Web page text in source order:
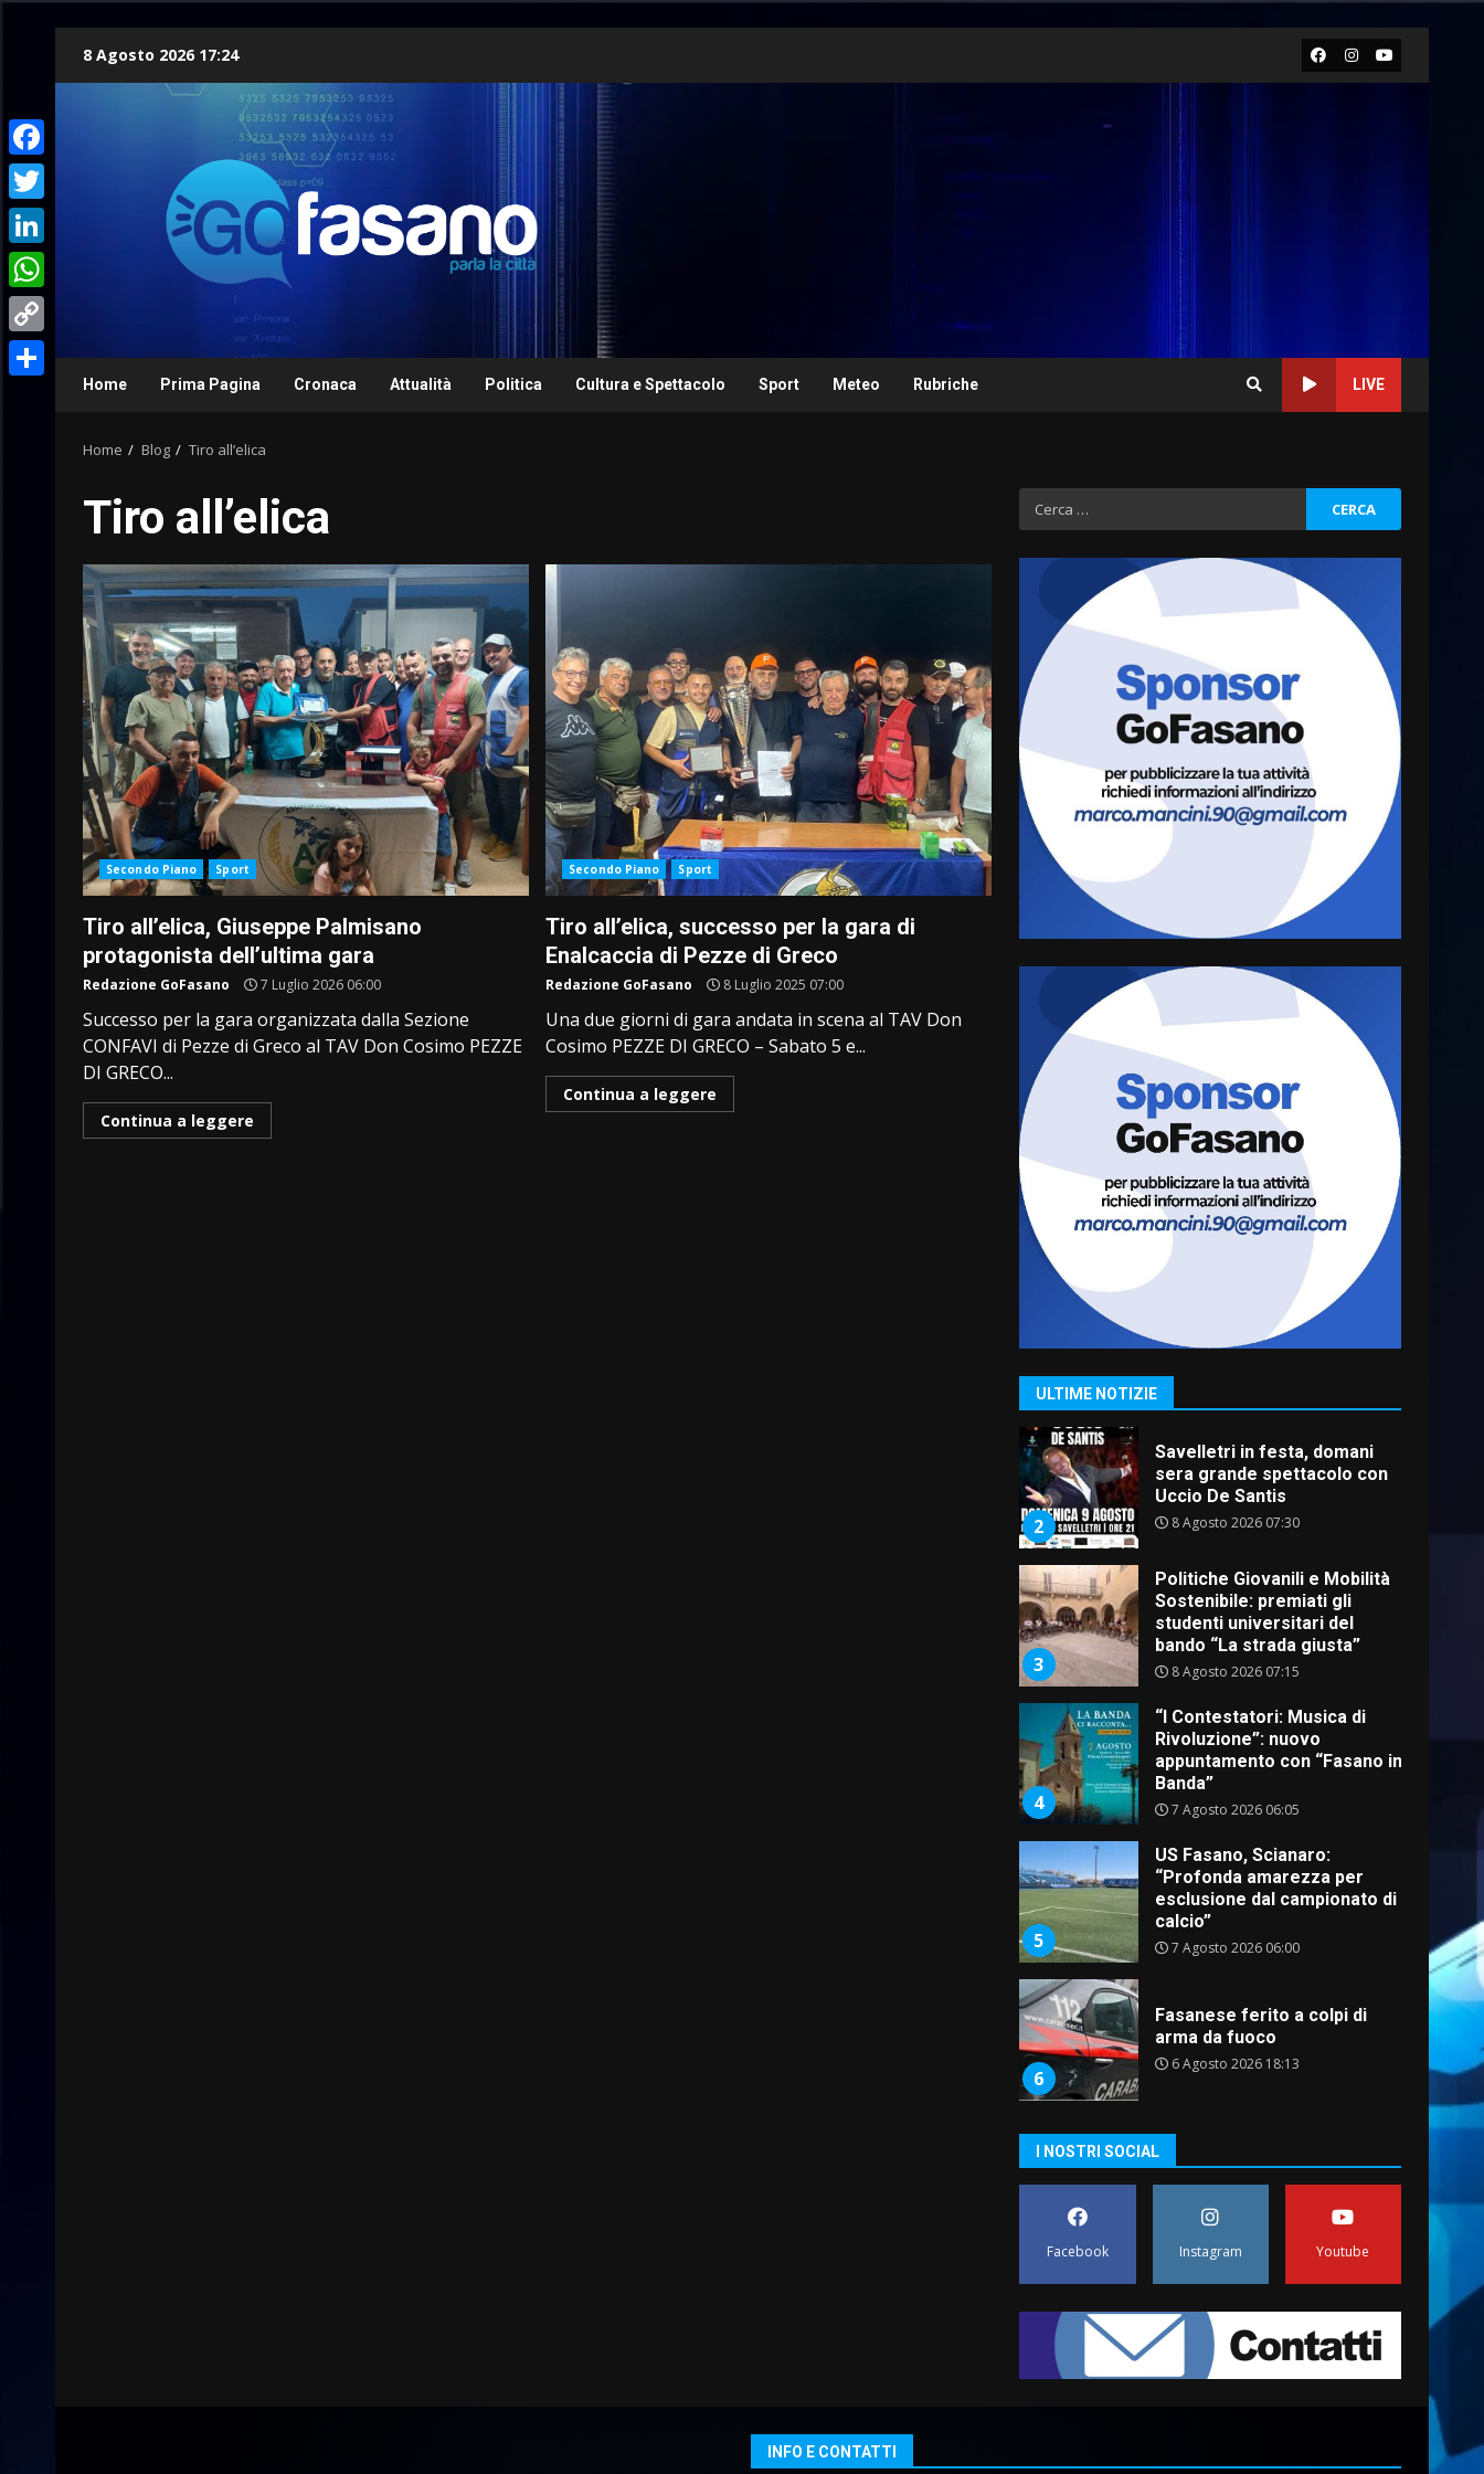
8 Agosto 2026 17:24 Facebook
Instagram
Youtube
Home Prima Pagina Cronaca Attualità Politica Cultura e Spettacolo Sport Meteo Rubriche LIVE
Home Blog Tiro all’elica
Tiro all’elica
Secondo Piano Sport
Tiro all’elica, Giuseppe Palmisano
protagonista dell’ultima gara
Redazione GoFasano 7 Luglio 2026 06:00
Successo per la gara organizzata dalla Sezione
CONFAVI di Pezze di Greco al TAV Don Cosimo PEZZE
DI GRECO...
Continua a leggere
Secondo Piano Sport
Tiro all’elica, successo per la gara di
Enalcaccia di Pezze di Greco
Redazione GoFasano 8 Luglio 2025 07:00
Una due giorni di gara andata in scena al TAV Don
Cosimo PEZZE DI GRECO – Sabato 5 e...
Continua a leggere
Ricerca
per:
ULTIME NOTIZIE
Politiche Giovanili e Mobilità
studenti universitari del
bando “La strada giusta”
8 Agosto 2026 07:15
4
“I Contestatori: Musica di
Rivoluzione”: nuovo
appuntamento con “Fasano in
Banda”
7 Agosto 2026 06:05
5
US Fasano, Scianaro:
“Profonda amarezza per
esclusione dal campionato di
7 Agosto 2026 06:00
Fasanese ferito a colpi di
arma da fuoco
6 Agosto 2026 18:13
7
Carta d’identità: continua il
piano di aperture
straordinarie del Comune di
Fasano
6 Agosto 2026 14:16
1
La Banda Città di Fasano apre
ufficialmente la Festa di
2
Savelletri in festa, domani
sera grande spettacolo con
Uccio De Santis
8 Agosto 2026 07:30
3
Politiche Giovanili e Mobilità
Sostenibile: premiati gli
studenti universitari del
bando “La strada giusta”
8 Agosto 2026 07:15
4
“I Contestatori: Musica di
Rivoluzione”: nuovo
appuntamento con “Fasano in
Banda”
7 Agosto 2026 06:05
5
US Fasano, Scianaro:
“Profonda amarezza per
esclusione dal campionato di
calcio”
7 Agosto 2026 06:00
6
Fasanese ferito a colpi di
arma da fuoco
6 Agosto 2026 18:13
Carta d’identità: continua il
piano di aperture
6 Agosto 2026 14:16
La Banda Città di Fasano apre
Savelletri
8 Agosto 2026 11:00
Uccio De Santis
I NOSTRI SOCIAL
Facebook Instagram Youtube
INFO E CONTATTI
Facebook
Twitter
LinkedIn
WhatsApp
Copy